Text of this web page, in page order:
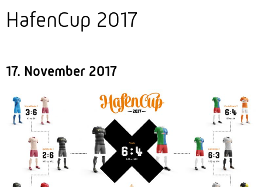
HafenCup 2017
17. November 2017